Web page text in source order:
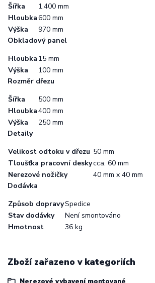
Šířka
1.400 mm
Hloubka600 mm
Výška
970 mm
Obkladový panel
Hloubka 15 mm
Výška
100 mm
Rozměr dřezu
Šířka
500 mm
Hloubka400 mm
Výška
250 mm
Detaily
Velikost odtoku v dřezu 50 mm
Tloušťka pracovní deskycca. 60 mm
Nerezové nožičky
40 mm x 40 mm
Dodávka
Způsob dopravySpedice
Stav dodávky
Není smontováno
Hmotnost
36 kg
Zboží zařazeno v kategoriích